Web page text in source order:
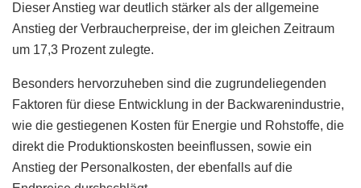
Dieser Anstieg war deutlich stärker als der allgemeine
Anstieg der Verbraucherpreise, der im gleichen Zeitraum
um 17,3 Prozent zulegte.
Besonders hervorzuheben sind die zugrundeliegenden
Faktoren für diese Entwicklung in der Backwarenindustrie,
wie die gestiegenen Kosten für Energie und Rohstoffe, die
direkt die Produktionskosten beeinflussen, sowie ein
Anstieg der Personalkosten, der ebenfalls auf die